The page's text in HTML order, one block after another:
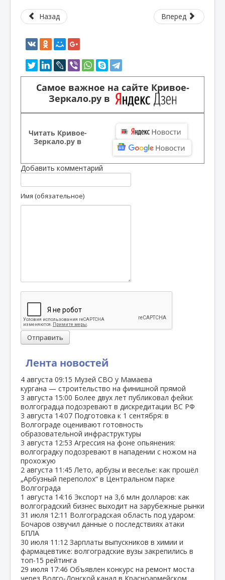
Лента новостей
4 августа 09:15 Музей СВО у Мамаева
кургана — строительство на финишной прямой
3 августа 15:00 Более двух лет публиковал фейки:
волгоградца подозревают в дискредитации ВС РФ
3 августа 14:07 Подготовка к 1 сентября: в
Волгограде оценивают готовность
образовательной инфраструктуры
3 августа 12:53 Агрессия на фоне опьянения:
волгоградку подозревают в нападении с ножом на
прохожую
2 августа 11:45 Лето, арбузы и веселье: как прошёл
„Арбузный переполох“ в Центральном парке
Волгограда
1 августа 14:16 Экспорт на 3,6 млн долларов: как
волгоградский бизнес выходит на зарубежные рынки
31 июля 12:11 Волгоградская область под ударом:
Бочаров озвучил данные о последствиях атаки
БПЛА
30 июля 11:12 Зарплаты выпускников в химии и
фармацевтике: волгоградские вузы закрепились в
топ‑15 рейтинга
29 июля 17:46 Объявлен конкурс на ремонт моста
Назад Вперед
Самое важное на сайте Кривое-
Зеркало.ру в
Читать Кривое-
Зеркало.ру в
Добавить комментарий
Имя (обязательное)
Отправить